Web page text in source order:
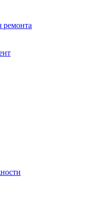
ремонта